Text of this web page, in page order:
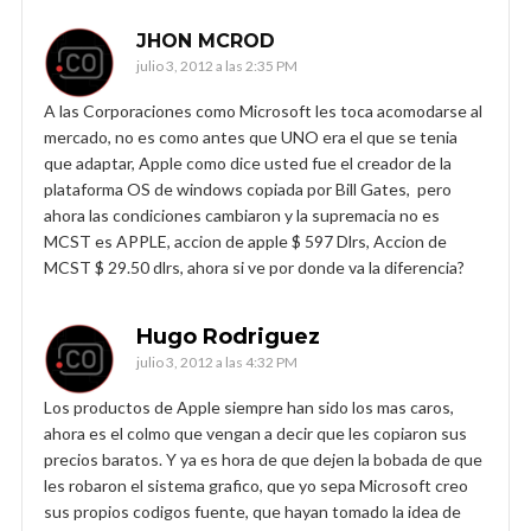
JHON MCROD
julio 3, 2012 a las 2:35 PM
A las Corporaciones como Microsoft les toca acomodarse al
mercado, no es como antes que UNO era el que se tenia
que adaptar, Apple como dice usted fue el creador de la
plataforma OS de windows copiada por Bill Gates, pero
ahora las condiciones cambiaron y la supremacia no es
MCST es APPLE, accion de apple $ 597 Dlrs, Accion de
MCST $ 29.50 dlrs, ahora si ve por donde va la diferencia?
Hugo Rodriguez
julio 3, 2012 a las 4:32 PM
Los productos de Apple siempre han sido los mas caros,
ahora es el colmo que vengan a decir que les copiaron sus
precios baratos. Y ya es hora de que dejen la bobada de que
les robaron el sistema grafico, que yo sepa Microsoft creo
sus propios codigos fuente, que hayan tomado la idea de